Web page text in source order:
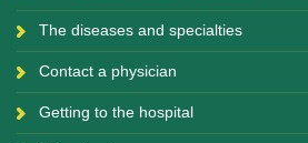
The diseases and specialties
Contact a physician
Getting to the hospital